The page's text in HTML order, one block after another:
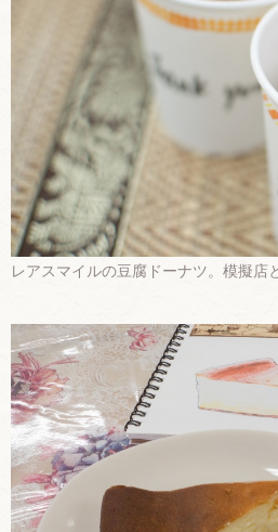
レアスマイルの豆腐ドーナツ。模擬店